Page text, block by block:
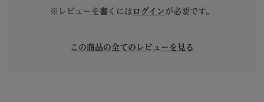
※レビューを書くには ログインが必要です。
この商品の全てのレビューを見る